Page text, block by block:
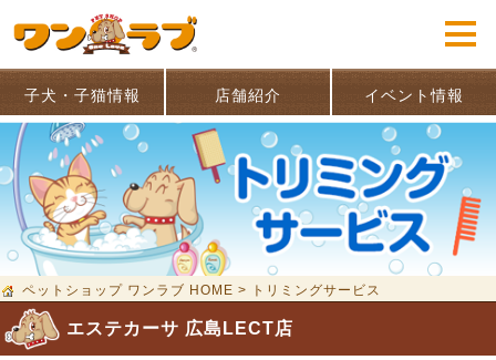
子犬・子猫情報 店舗紹介 イベント情報
ペットショップ ワンラブ HOME > トリミングサービス
エステカーサ 広島LECT店